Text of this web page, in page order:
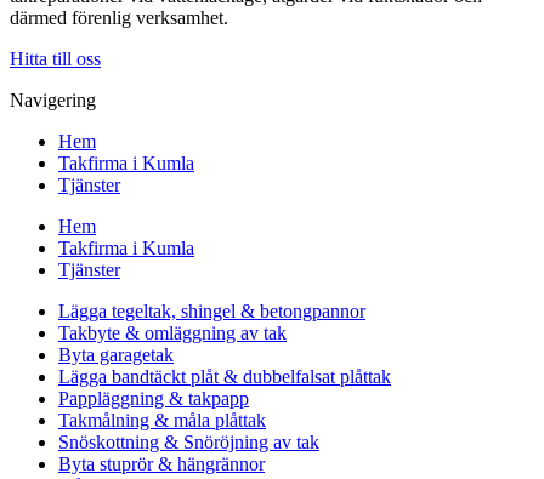
därmed förenlig verksamhet.
Hitta till oss
Navigering
Hem
Takfirma i Kumla
Tjänster
Hem
Takfirma i Kumla
Tjänster
Lägga tegeltak, shingel & betongpannor
Takbyte & omläggning av tak
Byta garagetak
Lägga bandtäckt plåt & dubbelfalsat plåttak
Pappläggning & takpapp
Takmålning & måla plåttak
Snöskottning & Snöröjning av tak
Byta stuprör & hängrännor